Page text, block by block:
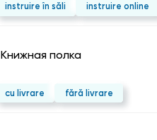
instruire în săli instruire online
Kнижная полка
cu livrare fără livrare